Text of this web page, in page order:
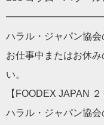
ハラル・ジャパン協会
お仕事中またはお休
い。
【FOODEX JAPAN ２
ハラル・ジャパン協